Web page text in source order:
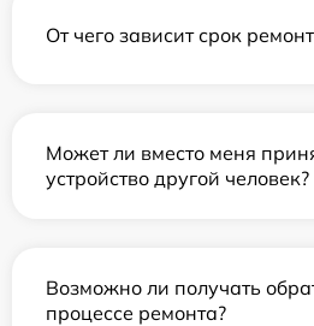
От чего зависит срок
Может ли вместо меня
устройство другой человек?
Возможно ли получать
процессе ремонта?